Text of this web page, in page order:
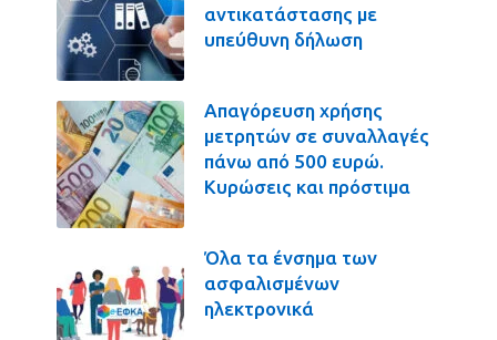
αντικατάστασης με
υπεύθυνη δήλωση
Απαγόρευση χρήσης
μετρητών σε συναλλαγές
πάνω από 500 ευρώ.
Κυρώσεις και πρόστιμα
Όλα τα ένσημα των
ασφαλισμένων
ηλεκτρονικά